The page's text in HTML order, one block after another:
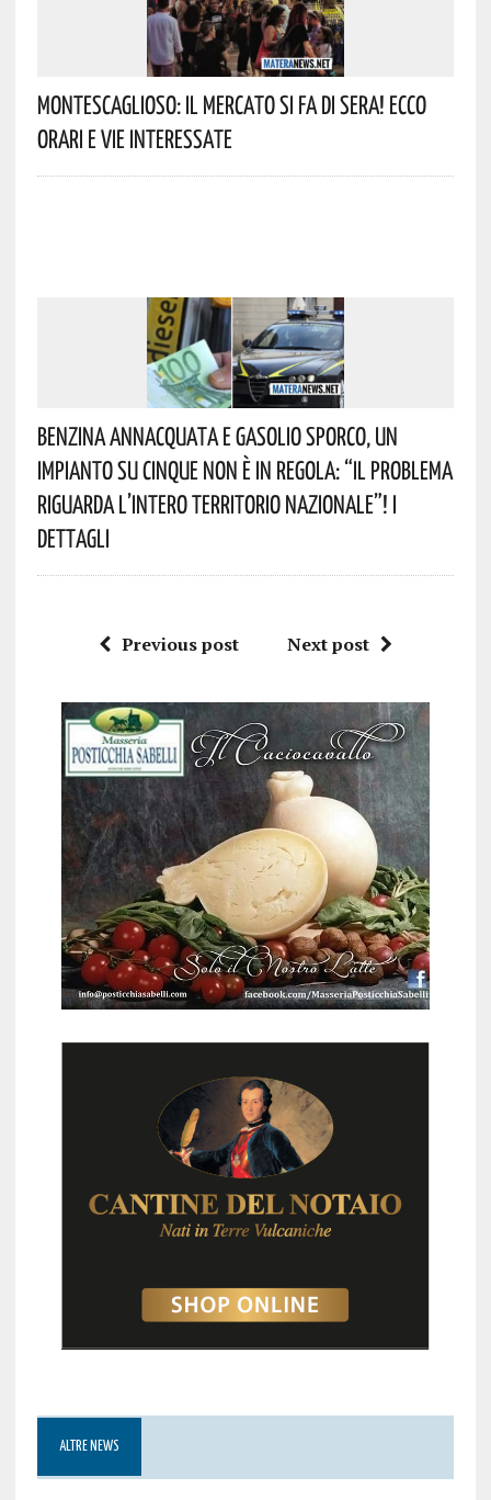
Montescaglioso: Il Mercato Si Fa Di Sera! Ecco
Orari E Vie Interessate
Benzina Annacquata E Gasolio Sporco, Un
Impianto Su Cinque Non È In Regola: “il Problema
Riguarda L’intero Territorio Nazionale”! I
Dettagli
Previous post Next post
ALTRE NEWS